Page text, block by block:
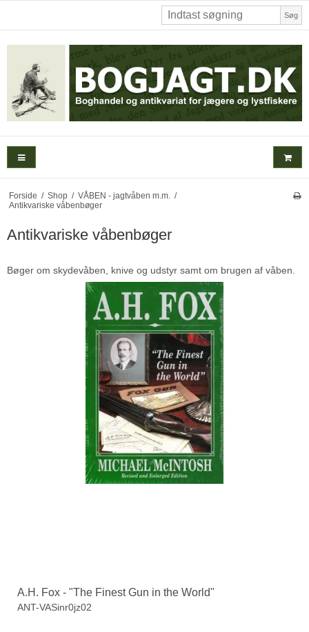
Søg
Forside / Shop / VÅBEN - jagtvåben m.m. /
Antikvariske våbenbøger
Antikvariske våbenbøger
Bøger om skydevåben, knive og udstyr samt om brugen af våben.
A.H. Fox - "The Finest Gun in the World"
ANT-VASinr0jz02